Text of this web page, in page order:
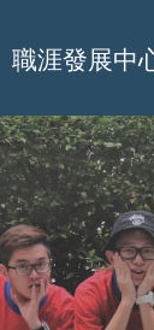
職涯發展中